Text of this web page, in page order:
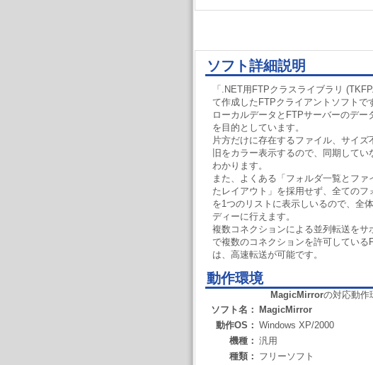
ソフト詳細説明
「.NET用FTPクラスライブラリ
て作成したFTPクライアントソフトで
ローカルデータとFTPサーバーのデー
を目的としています。
片方だけに存在するファイル、サイズ
旧をカラー表示するので、同期して
わかります。
また、よくある「フォルダ一覧とファ
たレイアウト」を採用せず、全てのフ
を1つのリストに表示しいるので、全
ディーに行えます。
複数コネクションによる並列転送をサ
で複数のコネクションを許可している
は、高速転送が可能です。
動作環境
MagicMirrorの対応動作
ソフト名：
MagicMirror
動作OS： Windows XP/2000
機種： 汎用
種類： フリーソフト